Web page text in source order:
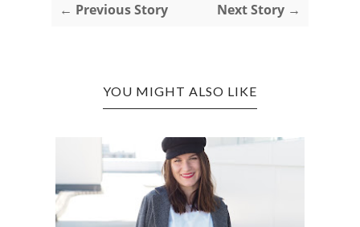
← Previous Story Next Story →
YOU MIGHT ALSO LIKE